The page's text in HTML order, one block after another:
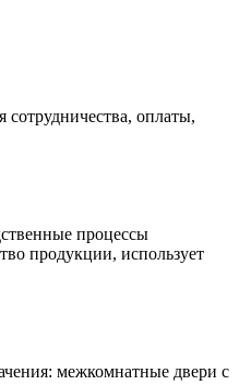
оплаты,
процессы
продукции, использует
межкомнатные двери с